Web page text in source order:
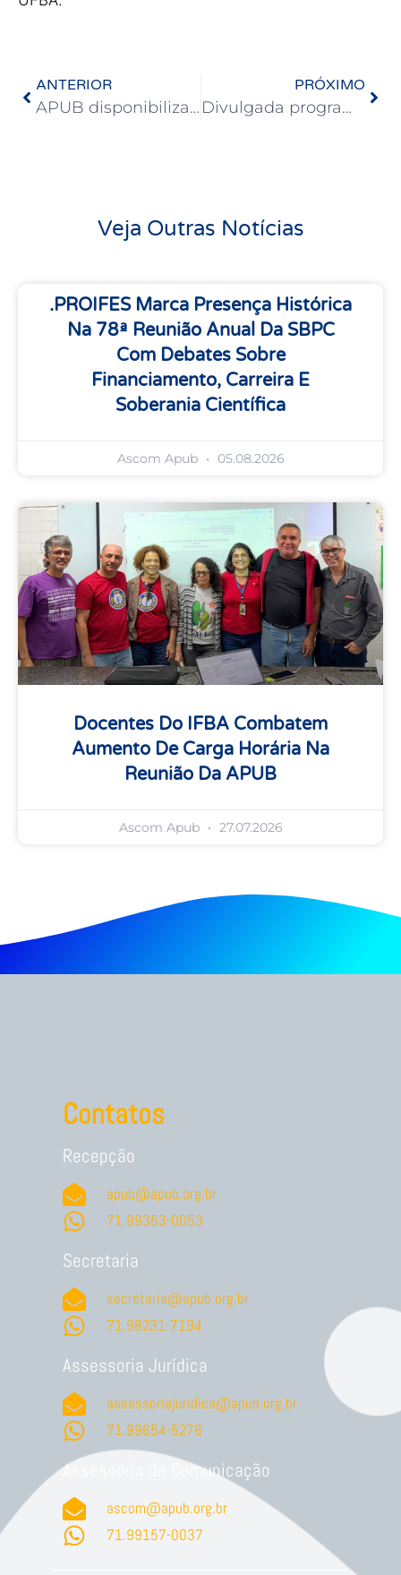
ANTERIOR
APUB disponibiliza ingressos para o espetáculo “Cartas de Gaza”
PRÓXIMO
Divulgada programação atualizada do Curso de Letramento Antirracista
Veja Outras Notícias
.PROIFES Marca Presença Histórica
Na 78ª Reunião Anual Da SBPC
Com Debates Sobre
Financiamento, Carreira E
Soberania Científica
Ascom Apub 05.08.2026
Docentes Do IFBA Combatem
Aumento De Carga Horária Na
Reunião Da APUB
Ascom Apub 27.07.2026
Contatos
Recepção
apub@apub.org.br
71.99353-0053
Secretaria
secretaria@apub.org.br
71.98231-7194
Assessoria Jurídica
assessoriajuridica@apub.org.br
71.99654-5276
Assessoria de Comunicação
ascom@apub.org.br
71.99157-0037